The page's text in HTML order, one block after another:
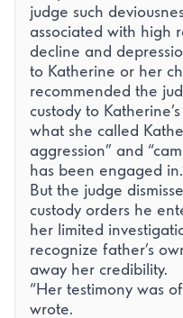
judge such
associated with high
decline and
to Katherine or her
recommended the
custody to
what she called
aggression” and
has been engaged
But the judge
custody orders he
her limited
recognize father’s
away her credibility.
“Her testimony was
wrote.